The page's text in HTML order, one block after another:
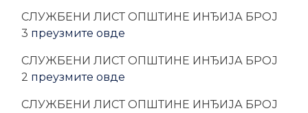
CЛУЖБЕНИ ЛИСТ ОПШТИНЕ ИНЂИЈА БРОЈ
3 преузмите овде
CЛУЖБЕНИ ЛИСТ ОПШТИНЕ ИНЂИЈА БРОЈ
2 преузмите овде
CЛУЖБЕНИ ЛИСТ ОПШТИНЕ ИНЂИЈА БРОЈ